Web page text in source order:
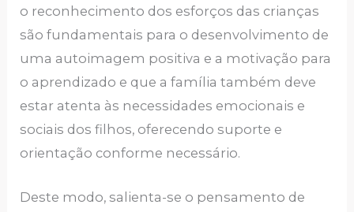
o reconhecimento dos esforços das crianças
são fundamentais para o desenvolvimento de
uma autoimagem positiva e a motivação para
o aprendizado e que a família também deve
estar atenta às necessidades emocionais e
sociais dos filhos, oferecendo suporte e
orientação conforme necessário.
Deste modo, salienta-se o pensamento de